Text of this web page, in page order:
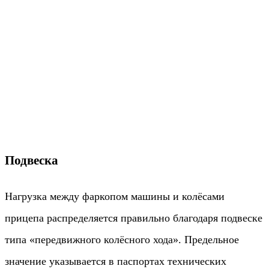
Подвеска
Нагрузка между фаркопом машины и колёсами
прицепа распределяется правильно благодаря подвеске
типа «передвижного колёсного хода». Предельное
значение указывается в паспортах технических